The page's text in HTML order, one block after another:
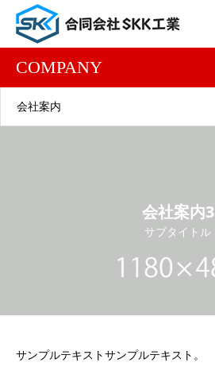
COMPANY
会社案内
会社案内3
サブタイトル
サンプルテキストサンプルテキスト。